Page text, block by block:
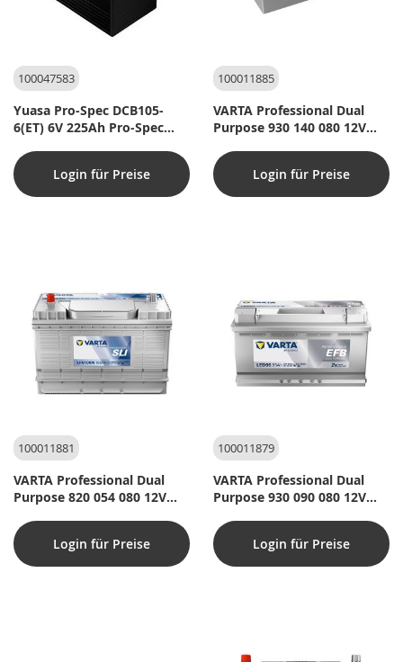
100047583
Yuasa Pro-Spec DCB105-
6(ET) 6V 225Ah Pro-Spec
Login für Preise
100011885
VARTA Professional Dual
Purpose 930 140 080 12V
Login für Preise
100011881
VARTA Professional Dual
Purpose 820 054 080 12V
Login für Preise
100011879
VARTA Professional Dual
Purpose 930 090 080 12V
Login für Preise